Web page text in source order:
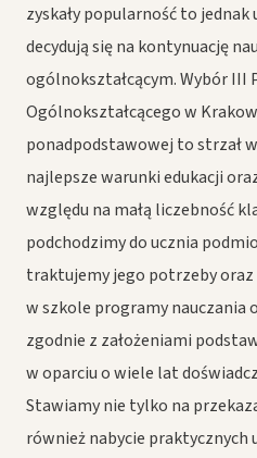
zyskały popularność to
decydują się na kontynuację
ogólnokształcącym. Wybór III
Ogólnokształcącego w
ponadpodstawowej to strzał
najlepsze warunki edukacji
względu na małą liczebność
podchodzimy do ucznia
traktujemy jego potrzeby
w szkole programy nauczania
zgodnie z założeniami
w oparciu o wiele lat
Stawiamy nie tylko na
również nabycie